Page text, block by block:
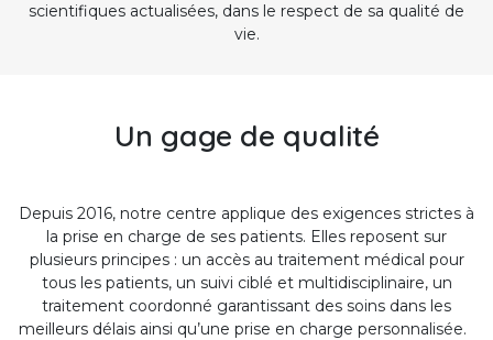
scientifiques actualisées, dans le respect de sa qualité de
vie.
Un gage de qualité
Depuis 2016, notre centre applique des exigences strictes à
la prise en charge de ses patients. Elles reposent sur
plusieurs principes : un accès au traitement médical pour
tous les patients, un suivi ciblé et multidisciplinaire, un
traitement coordonné garantissant des soins dans les
meilleurs délais ainsi qu’une prise en charge personnalisée.